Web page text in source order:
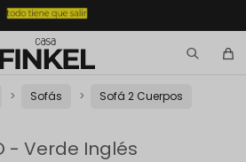
Sofás Sofá 2 Cuerpos
- Verde Inglés